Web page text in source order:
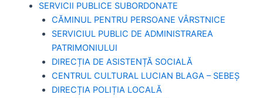
SERVICII PUBLICE SUBORDONATE
CĂMINUL PENTRU PERSOANE VÂRSTNICE
SERVICIUL PUBLIC DE ADMINISTRAREA
PATRIMONIULUI
DIRECȚIA DE ASISTENȚĂ SOCIALĂ
CENTRUL CULTURAL LUCIAN BLAGA – SEBEȘ
DIRECȚIA POLIȚIA LOCALĂ